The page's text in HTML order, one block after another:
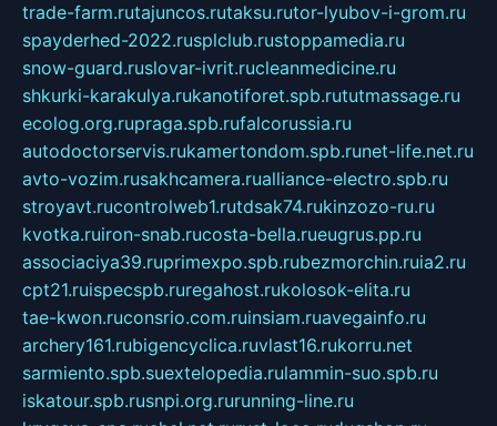
trade-farm.rutajuncos.rutaksu.rutor-lyubov-i-grom.ru
spayderhed-2022.rusplclub.rustoppamedia.ru
snow-guard.ruslovar-ivrit.rucleanmedicine.ru
shkurki-karakulya.rukanotiforet.spb.rututmassage.ru
ecolog.org.rupraga.spb.rufalcorussia.ru
autodoctorservis.rukamertondom.spb.runet-life.net.ru
avto-vozim.rusakhcamera.rualliance-electro.spb.ru
stroyavt.rucontrolweb1.rutdsak74.rukinzozo-ru.ru
kvotka.ruiron-snab.rucosta-bella.rueugrus.pp.ru
associaciya39.ruprimexpo.spb.rubezmorchin.ruia2.ru
cpt21.ruispecspb.ruregahost.rukolosok-elita.ru
tae-kwon.ruconsrio.com.ruinsiam.ruavegainfo.ru
archery161.rubigencyclica.ruvlast16.rukorru.net
sarmiento.spb.suextelopedia.rulammin-suo.spb.ru
iskatour.spb.rusnpi.org.rurunning-line.ru